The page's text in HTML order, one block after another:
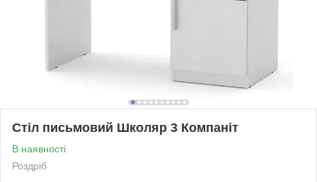
Стіл письмовий Школяр 3 Компаніт
В наявності
Роздріб